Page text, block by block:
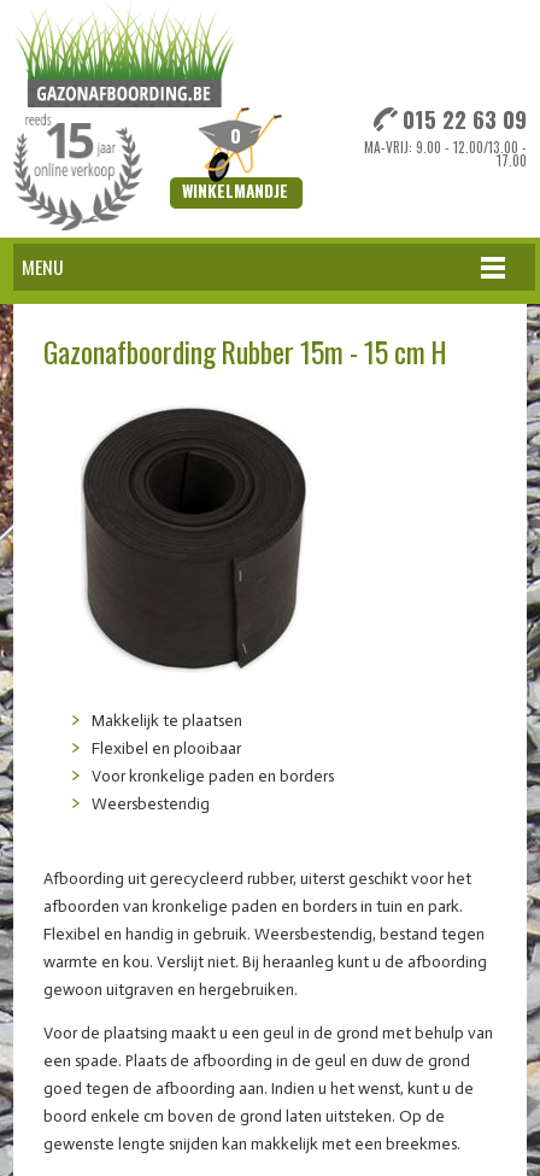
0
WINKELMANDJE
015 22 63 09
MA-VRIJ: 9.00 - 12.00/13.00 -
17.00
MENU
Gazonafboording Rubber 15m - 15 cm H
Makkelijk te plaatsen
Flexibel en plooibaar
Voor kronkelige paden en borders
Weersbestendig
Afboording uit gerecycleerd rubber, uiterst geschikt voor het
afboorden van kronkelige paden en borders in tuin en park.
Flexibel en handig in gebruik. Weersbestendig, bestand tegen
warmte en kou. Verslijt niet. Bij heraanleg kunt u de afboording
gewoon uitgraven en hergebruiken.
Voor de plaatsing maakt u een geul in de grond met behulp van
een spade. Plaats de afboording in de geul en duw de grond
goed tegen de afboording aan. Indien u het wenst, kunt u de
boord enkele cm boven de grond laten uitsteken. Op de
gewenste lengte snijden kan makkelijk met een breekmes.